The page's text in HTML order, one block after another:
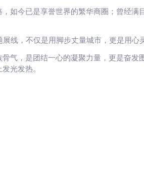
如今已是享誉世界的繁华商圈；曾经满
线，不仅是用脚步丈量城市，更是用心
气，是团结一心的凝聚力量，更是奋发
光发热。